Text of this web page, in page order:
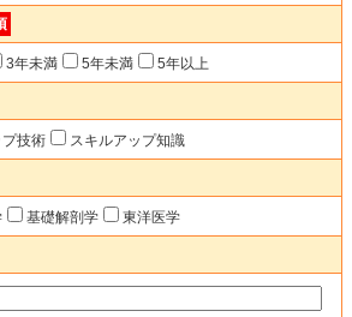
3年未満 5年未満 5年以上
技術 スキルアップ知識
基礎解剖学 東洋医学